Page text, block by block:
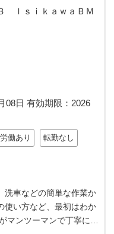
ＩｓｉｋａｗａＢＭ
08日 有効期限： 2026
働あり 転勤なし
洗車などの簡単な作業か
使い方など、最初はわか
マンツーマンで丁寧に教